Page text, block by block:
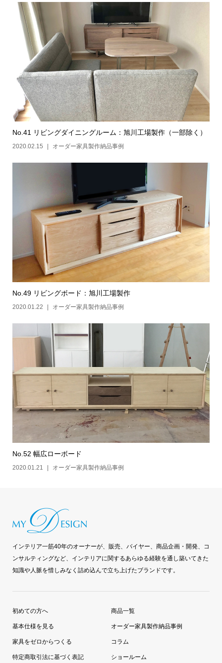
No.41 リビングダイニングルーム：旭川工場製作（一部除く）
2020.02.15 オーダー家具製作納品事例
No.49 リビングボード：旭川工場製作
2020.01.22 オーダー家具製作納品事例
No.52 幅広ローボード
2020.01.21 オーダー家具製作納品事例
インテリア一筋40年のオーナーが、販売、バイヤー、商品企画・開発、コ
ンサルティングなど、インテリアに関するあらゆる経験を通し築いてきた
知識や人脈を惜しみなく詰め込んで立ち上げたブランドです。
初めての方へ
基本仕様を見る
家具をゼロからつくる
特定商取引法に基づく表記
商品一覧
オーダー家具製作納品事例
コラム
ショールーム